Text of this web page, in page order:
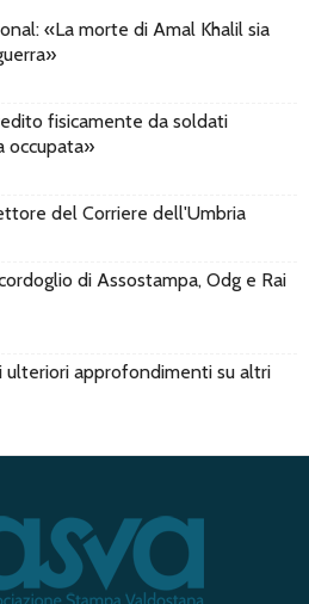
«La morte di Amal Khalil sia
fisicamente da soldati
occupata»
del Corriere dell'Umbria
di Assostampa, Odg e Rai
ulteriori approfondimenti su altri